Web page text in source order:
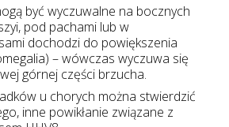
być wyczuwalne na bocznych
pod pachami lub w
dochodzi do powiększenia
– wówczas wyczuwa się
górnej części brzucha.
u chorych można stwierdzić
inne powikłanie związane z